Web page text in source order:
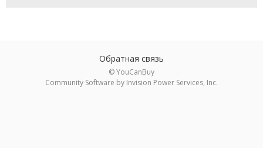
Обратная связь
© YouCanBuy
Community Software by Invision Power Services, Inc.